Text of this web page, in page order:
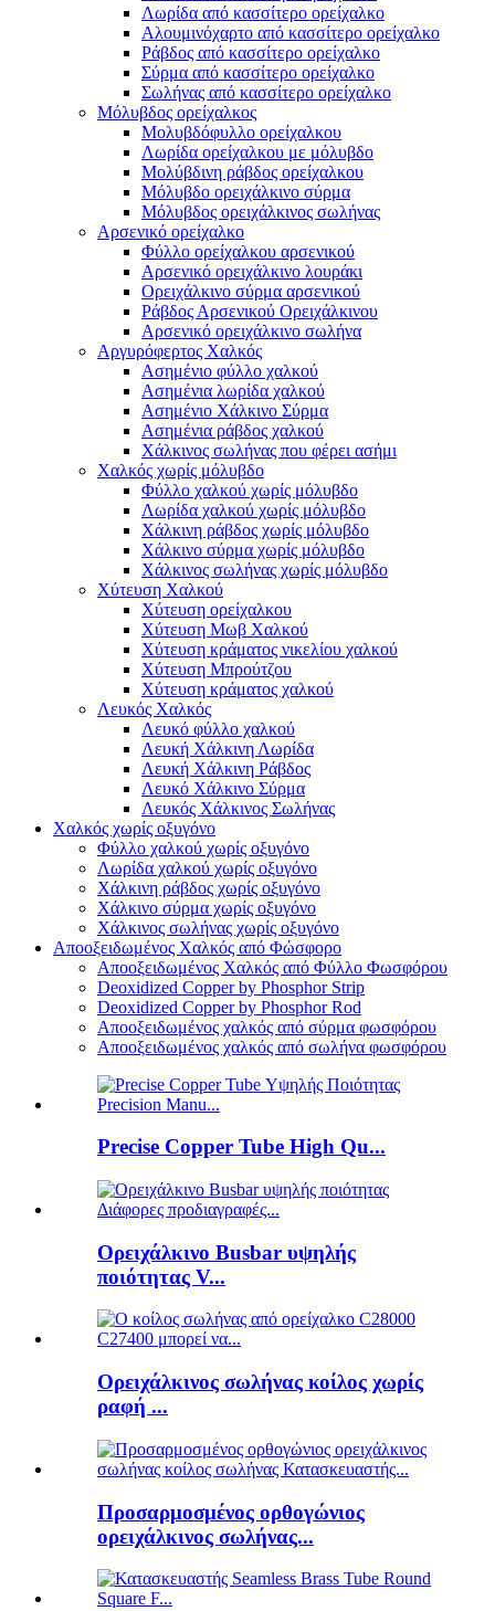
Λωρίδα από κασσίτερο ορείχαλκο
Αλουμινόχαρτο από κασσίτερο ορείχαλκο
Ράβδος από κασσίτερο ορείχαλκο
Σύρμα από κασσίτερο ορείχαλκο
Σωλήνας από κασσίτερο ορείχαλκο
Μόλυβδος ορείχαλκος
Μολυβδόφυλλο ορείχαλκου
Λωρίδα ορείχαλκου με μόλυβδο
Μολύβδινη ράβδος ορείχαλκου
Μόλυβδο ορειχάλκινο σύρμα
Μόλυβδος ορειχάλκινος σωλήνας
Αρσενικό ορείχαλκο
Φύλλο ορείχαλκου αρσενικού
Αρσενικό ορειχάλκινο λουράκι
Ορειχάλκινο σύρμα αρσενικού
Ράβδος Αρσενικού Ορειχάλκινου
Αρσενικό ορειχάλκινο σωλήνα
Αργυρόφερτος Χαλκός
Ασημένιο φύλλο χαλκού
Ασημένια λωρίδα χαλκού
Ασημένιο Χάλκινο Σύρμα
Ασημένια ράβδος χαλκού
Χάλκινος σωλήνας που φέρει ασήμι
Χαλκός χωρίς μόλυβδο
Φύλλο χαλκού χωρίς μόλυβδο
Λωρίδα χαλκού χωρίς μόλυβδο
Χάλκινη ράβδος χωρίς μόλυβδο
Χάλκινο σύρμα χωρίς μόλυβδο
Χάλκινος σωλήνας χωρίς μόλυβδο
Χύτευση Χαλκού
Χύτευση ορείχαλκου
Χύτευση Μωβ Χαλκού
Χύτευση κράματος νικελίου χαλκού
Χύτευση Μπρούτζου
Χύτευση κράματος χαλκού
Λευκός Χαλκός
Λευκό φύλλο χαλκού
Λευκή Χάλκινη Λωρίδα
Λευκή Χάλκινη Ράβδος
Λευκό Χάλκινο Σύρμα
Λευκός Χάλκινος Σωλήνας
Χαλκός χωρίς οξυγόνο
Φύλλο χαλκού χωρίς οξυγόνο
Λωρίδα χαλκού χωρίς οξυγόνο
Χάλκινη ράβδος χωρίς οξυγόνο
Χάλκινο σύρμα χωρίς οξυγόνο
Χάλκινος σωλήνας χωρίς οξυγόνο
Αποοξειδωμένος Χαλκός από Φώσφορο
Αποοξειδωμένος Χαλκός από Φύλλο Φωσφόρου
Deoxidized Copper by Phosphor Strip
Deoxidized Copper by Phosphor Rod
Αποοξειδωμένος χαλκός από σύρμα φωσφόρου
Αποοξειδωμένος χαλκός από σωλήνα φωσφόρου
Precise Copper Tube High Qu...
Ορειχάλκινο Busbar υψηλής
ποιότητας V...
Ορειχάλκινος σωλήνας κοίλος χωρίς
ραφή ...
Προσαρμοσμένος ορθογώνιος
ορειχάλκινος σωλήνας...